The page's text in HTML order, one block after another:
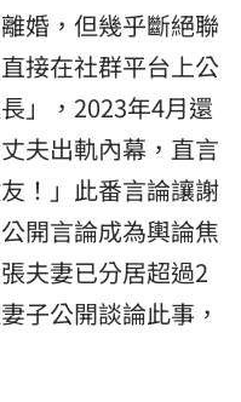
婚，但幾乎斷絕聯
接在社群平台上公
」，2023年4月還
夫出軌內幕，直言
！」此番言論讓謝
開言論成為輿論焦
夫妻已分居超過2
子公開談論此事，